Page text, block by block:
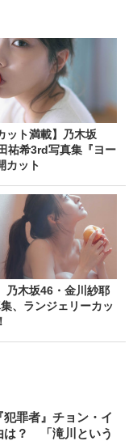
ット満載】乃木坂
祐希3rd写真集『ヨー
カット
乃木坂46・金川紗耶
、ランジェリーカッ
罪者』チョン・イ
は？ 「滝川という